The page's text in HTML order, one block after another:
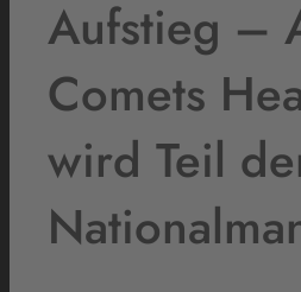
Aufstieg –
Comets
wird Teil